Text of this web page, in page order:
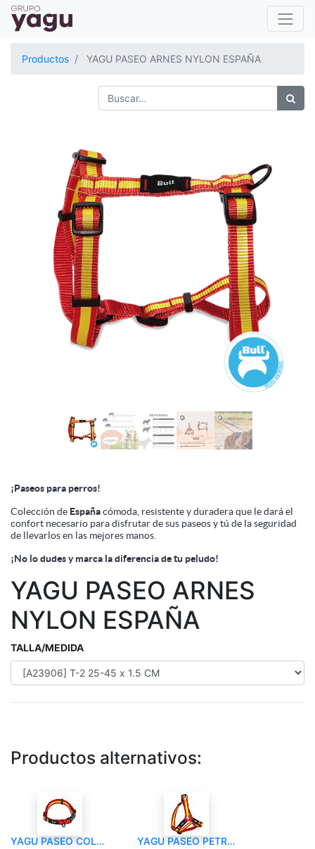
Productos YAGU PASEO ARNES NYLON ESPAÑA
¡Paseos para perros!
Colección de Españacómoda, resistente y duradera que le dará el
confort necesario para disfrutar de sus paseos y tú de la seguridad
de llevarlos en las mejores manos.
¡No lo dudes y marca la diferencia de tu peludo!
YAGU PASEO ARNES
NYLON ESPAÑA
TALLA/MEDIDA
Productos alternativos:
YAGU PASEO COLLAR NYLON ESPAÑA YAGU PASEO PETRAL NYLON ESPAÑA